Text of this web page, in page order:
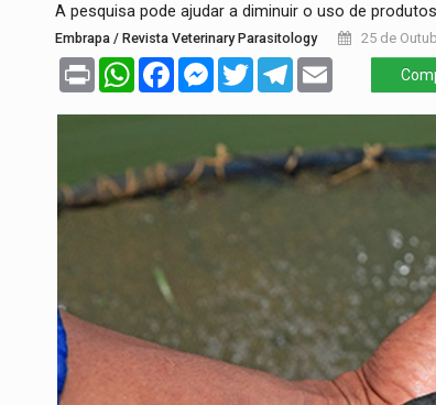
A pesquisa pode ajudar a diminuir o uso de
Embrapa / Revista Veterinary Parasitology 25 de
Print WhatsAppFacebookMessenger
TwitterTelegram